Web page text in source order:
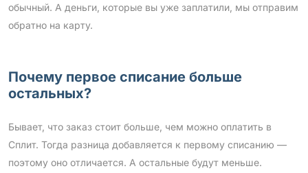
обычный. А деньги, которые вы уже заплатили, мы отправим
обратно на карту.
Почему первое списание больше
остальных?
Бывает, что заказ стоит больше, чем можно оплатить в
Сплит. Тогда разница добавляется к первому списанию —
поэтому оно отличается. А остальные будут меньше.